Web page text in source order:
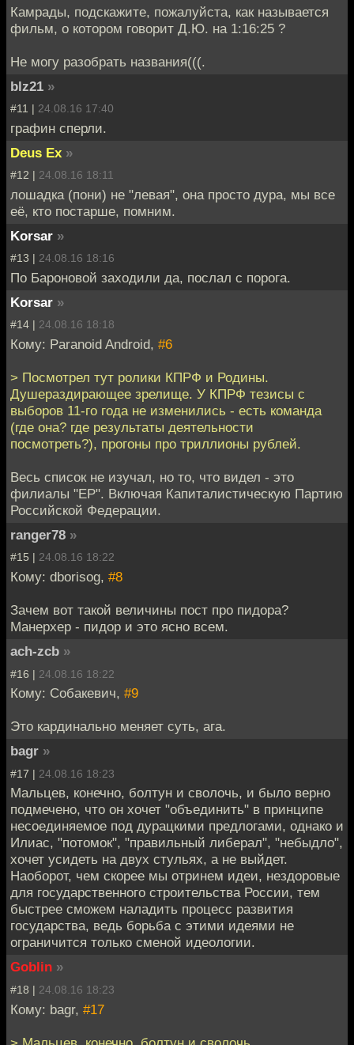
Камрады, подскажите, пожалуйста, как называется
фильм, о котором говорит Д.Ю. на 1:16:25 ?
Не могу разобрать названия(((.
blz21 »
#11 | 24.08.16 17:40
графин сперли.
Deus Ex »
#12 | 24.08.16 18:11
лошадка (пони) не "левая", она просто дура, мы все
её, кто постарше, помним.
Korsar »
#13 | 24.08.16 18:16
По Бароновой заходили да, послал с порога.
Korsar »
#14 | 24.08.16 18:18
Кому: Paranoid Android, #6
> Посмотрел тут ролики КПРФ и Родины.
Душераздирающее зрелище. У КПРФ тезисы с
выборов 11-го года не изменились - есть команда
(где она? где результаты деятельности
посмотреть?), прогоны про триллионы рублей.
Весь список не изучал, но то, что видел - это
филиалы "ЕР". Включая Капиталистическую Партию
Российской Федерации.
ranger78 »
#15 | 24.08.16 18:22
Кому: dborisog, #8
Зачем вот такой величины пост про пидора?
Манерхер - пидор и это ясно всем.
ach-zcb »
#16 | 24.08.16 18:22
Кому: Собакевич, #9
Это кардинально меняет суть, ага.
bagr »
#17 | 24.08.16 18:23
Мальцев, конечно, болтун и сволочь, и было верно
подмечено, что он хочет "объединить" в принципе
несоединяемое под дурацкими предлогами, однако и
Илиас, "потомок", "правильный либерал", "небыдло",
хочет усидеть на двух стульях, а не выйдет.
Наоборот, чем скорее мы отринем идеи, нездоровые
для государственного строительства России, тем
быстрее сможем наладить процесс развития
государства, ведь борьба с этими идеями не
ограничится только сменой идеологии.
Goblin »
#18 | 24.08.16 18:23
Кому: bagr, #17